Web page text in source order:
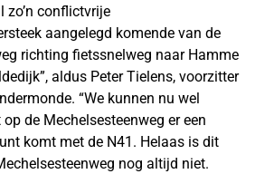
zo’n conflictvrije
aangelegd komende van de
richting fietssnelweg naar Hamme
aldus Peter Tielens, voorzitter
“We kunnen nu wel
de Mechelsesteenweg er een
komt met de N41. Helaas is dit
nog altijd niet.